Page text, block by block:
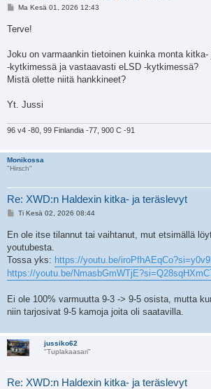
V
s
Ma Kesä 01, 2026 12:43
Terve!
Joku on varmaankin tietoinen kuinka monta
-kytkimessä ja vastaavasti eLSD -kytkimessä?
Mistä olette niitä hankkineet?
Yt. Jussi
96 v4 -80, 99 Finlandia -77, 900 C -91
Monikossa
"Hirsch"
Re: XWD:n Haldexin kitka- ja teräslevyt
V
s
t
Ti Kesä 02, 2026 08:44
En ole itse tilannut tai vaihtanut, mut etsimällä
youtubesta.
Tossa yks: https://youtu.be/
https://youtu.be/
Ei ole 100% varmuutta 9-3 -> 9-5 osista, mutta
niin tarjosivat 9-5 kamoja joita oli saatavilla.
jussiko62
"Tuplakaasari"
Re: XWD:n Haldexin kitka- ja teräslevyt